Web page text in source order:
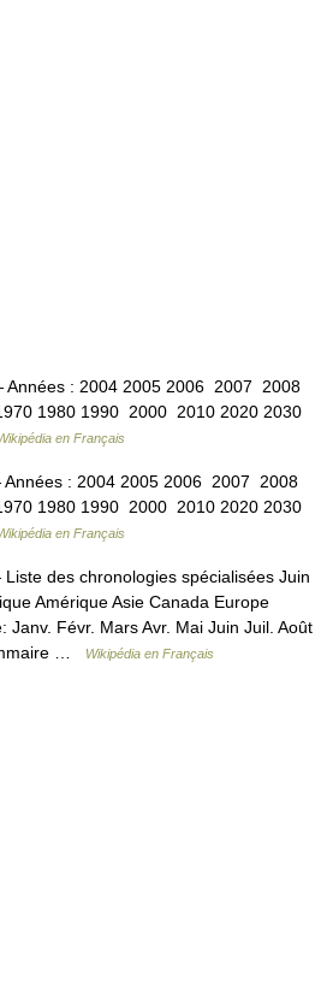
: 2004 2005 2006 2007 2008
1980 1990 2000 2010 2020 2030
en Français
: 2004 2005 2006 2007 2008
1980 1990 2000 2010 2020 2030
en Français
des chronologies spécialisées Juin
Amérique Asie Canada Europe
Janv. Févr. Mars Avr. Mai Juin Juil. Août
…
Wikipédia en Français